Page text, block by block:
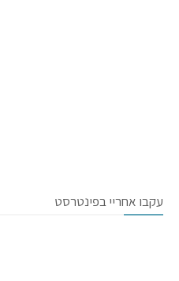
עקבו אחריי בפינטרסט